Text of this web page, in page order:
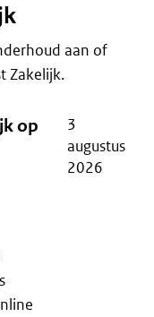
aan of
Zakelijk.
op
3
augustus
2026